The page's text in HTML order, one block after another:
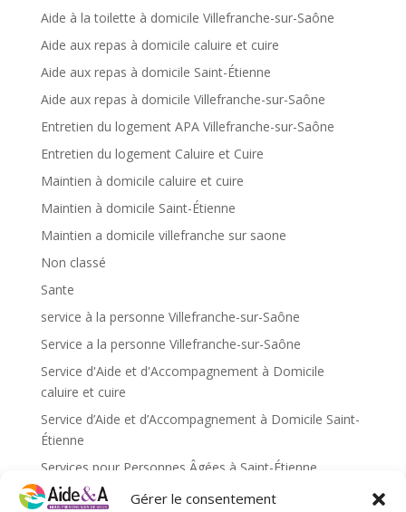
Gérer le consentement
Aide à la toilette à domicile Villefranche-sur-Saône
Aide aux repas à domicile caluire et cuire
Aide aux repas à domicile Saint-Étienne
Aide aux repas à domicile Villefranche-sur-Saône
Entretien du logement APA Villefranche-sur-Saône
Entretien du logement Caluire et Cuire
Maintien à domicile caluire et cuire
Maintien à domicile Saint-Étienne
Maintien a domicile villefranche sur saone
Non classé
Sante
service à la personne Villefranche-sur-Saône
Service a la personne Villefranche-sur-Saône
Service d'Aide et d'Accompagnement à Domicile
caluire et cuire
Service d’Aide et d’Accompagnement à Domicile Saint-
Étienne
Services pour Personnes Âgées à Saint-Étienne
Services pour personnes âgées caluire et cuire